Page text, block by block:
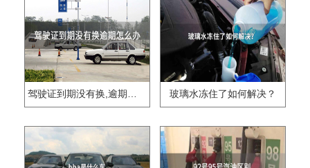
驾驶证到期没有换,逾期怎么办?? 玻璃水冻住了如何解决？